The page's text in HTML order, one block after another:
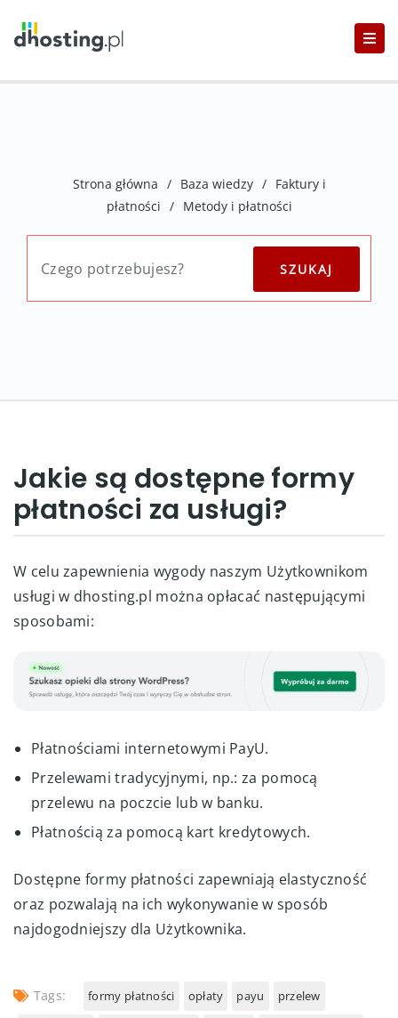
Strona główna / Baza wiedzy /
Faktury i
płatności / Metody i płatności
Jakie są dostępne formy
płatności za usługi?
W celu zapewnienia wygody naszym Użytkownikom
usługi w dhosting.pl można opłacać następującymi
sposobami:
Płatnościami internetowymi PayU.
Przelewami tradycyjnymi, np.: za pomocą
przelewu na poczcie lub w banku.
Płatnością za pomocą kart kredytowych.
Dostępne formy płatności zapewniają elastyczność
oraz pozwalają na ich wykonywanie w sposób
najdogodniejszy dla Użytkownika.
Tags: formy płatności opłaty payu przelew